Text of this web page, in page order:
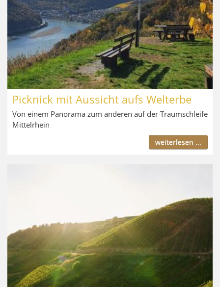
Picknick mit Aussicht aufs Welterbe
Von einem Panorama zum anderen auf der Traumschleife
Mittelrhein
weiterlesen ...